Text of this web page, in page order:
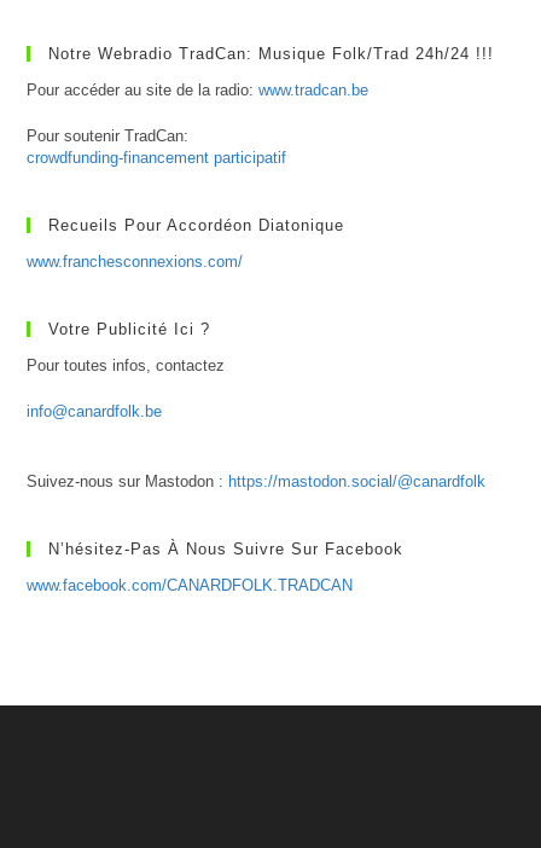
Notre Webradio TradCan: Musique Folk/Trad 24h/24 !!!
Pour accéder au site de la radio:www.tradcan.be
Pour soutenir TradCan:
crowdfunding-financement participatif
Recueils Pour Accordéon Diatonique
www.franchesconnexions.com/
Votre Publicité Ici ?
Pour toutes infos, contactez
info@canardfolk.be
Suivez-nous sur Mastodon : https://mastodon.social/@canardfolk
N’hésitez-Pas À Nous Suivre Sur Facebook
www.facebook.com/CANARDFOLK.TRADCAN